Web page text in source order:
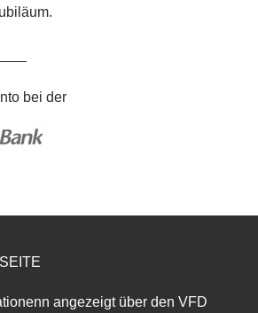
bei der
angezeigt über den VFD